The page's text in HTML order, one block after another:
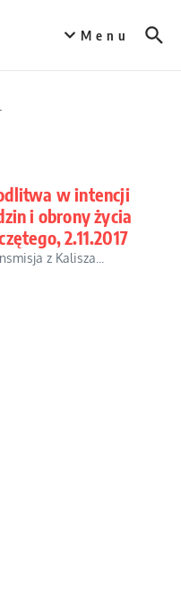
Menu
w intencji
i obrony życia
2.11.2017
z Kalisza...